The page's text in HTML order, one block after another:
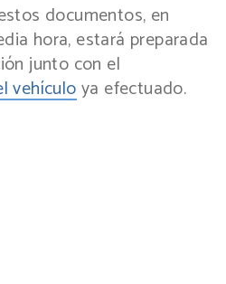
documentos, en
hora, estará preparada
junto con el
vehículoya efectuado.